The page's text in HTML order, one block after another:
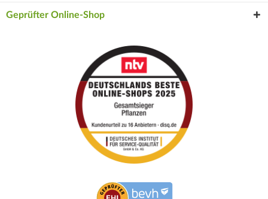
Geprüfter Online-Shop